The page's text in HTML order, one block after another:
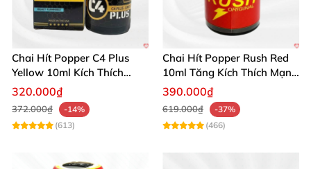
giữ cho nhịp yêu mượt mà và lâu dài, giúp các cặp
đôi tận hưởng giây phút gần gũi đầy hứng khởi và
lãng mạn.
Chai Hít Popper C4 Plus
Yellow 10ml Kích Thích
Mạnh Mẽ
320.000₫
372.000₫
-14%
(613)
Chai Hít Popper Rush Red
10ml Tăng Kích Thích Mạnh
Mẽ
390.000₫
619.000₫
-37%
(466)